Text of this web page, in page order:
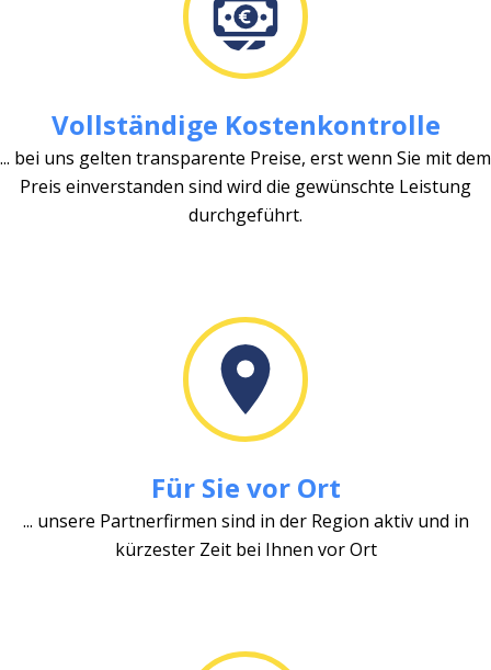
Vollständige Kostenkontrolle
... bei uns gelten transparente Preise, erst wenn Sie mit dem
Preis einverstanden sind wird die gewünschte Leistung
durchgeführt.
Für Sie vor Ort
... unsere Partnerfirmen sind in der Region aktiv und in
kürzester Zeit bei Ihnen vor Ort